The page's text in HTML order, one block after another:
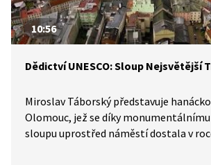
10:56
Dědictví UNESCO: Sloup Nejsvětější
Miroslav Táborský představuje
Olomouc, jež se díky
sloupu uprostřed náměstí dostala v